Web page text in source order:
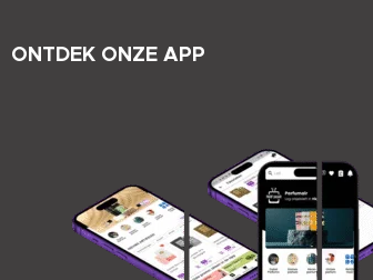
ONTDEK ONZE APP